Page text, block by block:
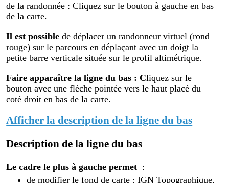
de la randonnée : Cliquez sur le bouton à gauche en bas
de la carte.
Il est possible de déplacer un randonneur virtuel (rond
rouge) sur le parcours en déplaçant avec un doigt la
petite barre verticale située sur le profil altimétrique.
Faire apparaître la ligne du bas : Cliquez sur le
bouton avec une flèche pointée vers le haut placé du
coté droit en bas de la carte.
Afficher la description de la ligne du bas
Description de la ligne du bas
Le cadre le plus à gauche permet :
de modifier le fond de carte : IGN Topographique,